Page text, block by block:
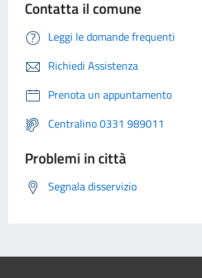
Contatta il comune
Leggi le domande frequenti
Richiedi Assistenza
Prenota un appuntamento
Centralino 0331 989011
Problemi in città
Segnala disservizio